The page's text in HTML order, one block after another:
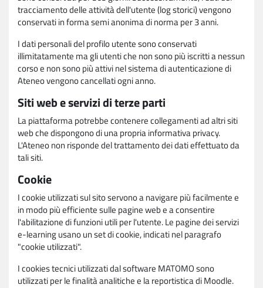
tracciamento delle attività dell'utente (log storici) vengono
conservati in forma semi anonima di norma per 3 anni.
I dati personali del profilo utente sono conservati
illimitatamente ma gli utenti che non sono più iscritti a nessun
corso e non sono più attivi nel sistema di autenticazione di
Ateneo vengono cancellati ogni anno.
Siti web e servizi di terze parti
La piattaforma potrebbe contenere collegamenti ad altri siti
web che dispongono di una propria informativa privacy.
L'Ateneo non risponde del trattamento dei dati effettuato da
tali siti.
Cookie
I cookie utilizzati sul sito servono a navigare più facilmente e
in modo più efficiente sulle pagine web e a consentire
l'abilitazione di funzioni utili per l'utente. Le pagine dei servizi
e-learning usano un set di cookie, indicati nel paragrafo
"cookie utilizzati".
I cookies tecnici utilizzati dal software MATOMO sono
utilizzati per le finalità analitiche e la reportistica di Moodle.